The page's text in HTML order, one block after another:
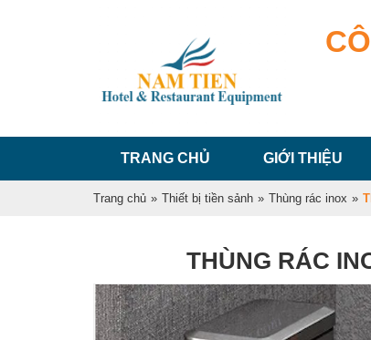
TRANG CHỦ GIỚI THIỆU
Trang chủ » Thiết bị tiền sảnh » Thùng rác inox »
THÙNG RÁC